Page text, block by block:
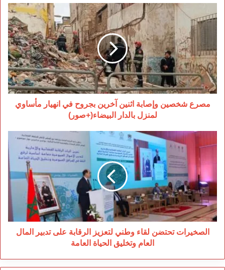
مصرع
شخصين
وإصابة
آخرين
بجروح
في
انهيار
مأساوي
لمنزل
بالدار
مصرع شخصين وإصابة اثنين آخرين بجروح في انهيار مأساوي
لمنزل بالدار البيضاء(+صور)
الصخيرات
تحتضن
لقاء
وطني
لتعزيز
الرقابة
على
تدبير
المال
العام
وتخليق
العامة
الصخيرات تحتضن لقاء وطني لتعزيز الرقابة على تدبير المال
العام وتخليق الحياة العامة